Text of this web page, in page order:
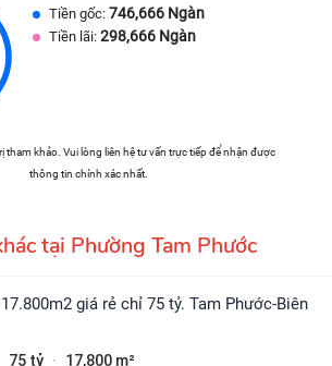
Tiền gốc: 746,666 Ngàn
Tiền lãi: 298,666 Ngàn
tham khảo. Vui lòng liên hệ tư vấn trực tiếp để nhận được
thông tin chính xác nhất.
tại Phường Tam Phước
75 tỷ · 17,800 m²